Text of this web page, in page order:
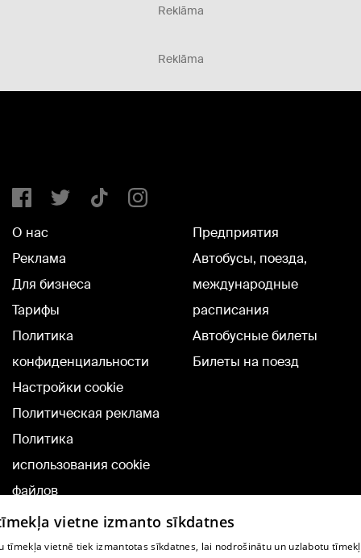
Reklāma
Reklāma
О нас
Реклама
Для бизнеса
Тарифы
Политика
конфиденциальности
Настройки cookie
Политическая реклама
Политика
использования cookie
файлов
Добавление
комментариев
Предприятия
Автобусы, поезда,
международные
расписания
Автобусные билеты
Билеты на поезд
vietne izmanto sīkdatnes
tīmekļa vietnē tiek izmantotas sīkdatnes, lai nodrošinātu un uzlabotu